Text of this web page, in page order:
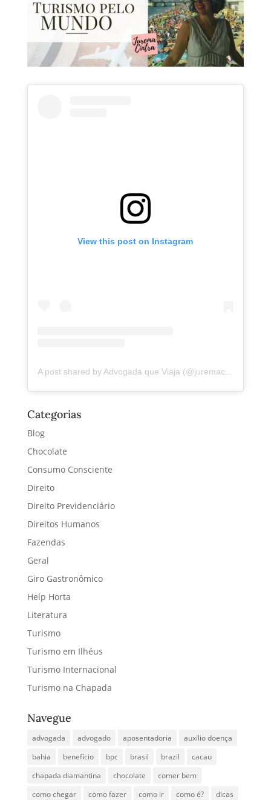
View this post on Instagram
A post shared by Advogada que Viaja (@juremacintra)
Categorias
Blog
Chocolate
Consumo Consciente
Direito
Direito Previdenciário
Direitos Humanos
Fazendas
Geral
Giro Gastronômico
Help Horta
Literatura
Turismo
Turismo em Ilhéus
Turismo Internacional
Turismo na Chapada
Navegue
advogada advogado aposentadoria
auxilio doença
bahia
benefício bpc brasil brazil
cacau
chapada diamantina
chocolate
comer bem
como chegar
como fazer como ir como é? dicas